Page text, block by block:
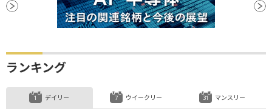
ランキング
デイリー ウイークリー マンスリー